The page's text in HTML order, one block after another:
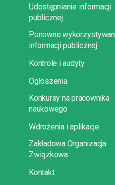
Udostępnianie informacji
publicznej
Ponowne
informacji publicznej
Kontrole i audyty
Ogłoszenia
Konkursy na pracownika
naukowego
Wdrożenia i aplikacje
Zakładowa Organizacja
Związkowa
Kontakt